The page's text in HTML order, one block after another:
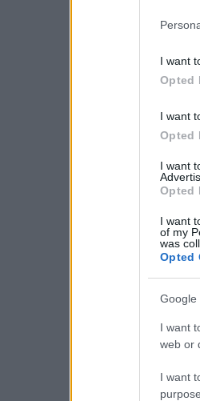
I want
Opted
I want
Opted
I want
Opted
I want
of my
was
Opted
Google
I want
web or
I want